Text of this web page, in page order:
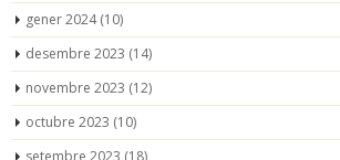
gener 2024(10)
desembre 2023 (14)
novembre 2023 (12)
octubre 2023 (10)